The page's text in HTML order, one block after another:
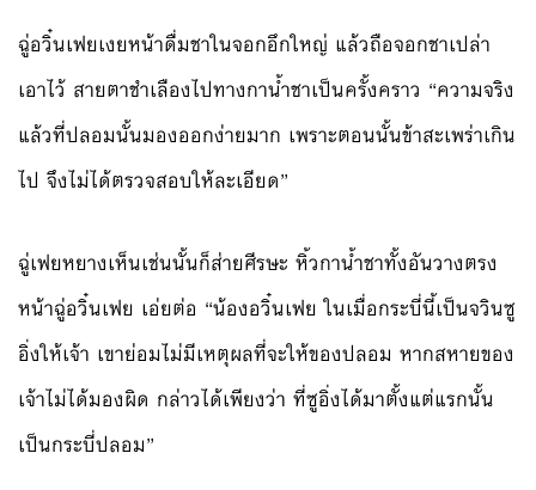
ฉู่อวิ๋นเฟยเงยหน้าดื่มชาในจอกอึกใหญ่ แล้วถือจอกชาเปล่า
เอาไว้ สายตาชำเลืองไปทางกาน้ำชาเป็นครั้งคราว “ความจริง
แล้วที่ปลอมนั้นมองออกง่ายมาก เพราะตอนนั้นข้าสะเพร่าเกิน
ไป จึงไม่ได้ตรวจสอบให้ละเอียด”
ฉู่เฟยหยางเห็นเช่นนั้นก็ส่ายศีรษะ หิ้วกาน้ำชาทั้งอันวางตรง
หน้าฉู่อวิ๋นเฟย เอ่ยต่อ “น้องอวิ๋นเฟย ในเมื่อกระบี่นี้เป็นจวินซู
อิ่งให้เจ้า เขาย่อมไม่มีเหตุผลที่จะให้ของปลอม หากสหายของ
เจ้าไม่ได้มองผิด กล่าวได้เพียงว่า ที่ซูอิ่งได้มาตั้งแต่แรกนั้น
เป็นกระบี่ปลอม”